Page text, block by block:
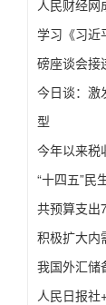
人民财经网
学习《习近
磅座谈会接
今日谈：激
型
今年以来税
“十四五”民
共预算支出
积极扩大内
我国外汇储
人民日报社